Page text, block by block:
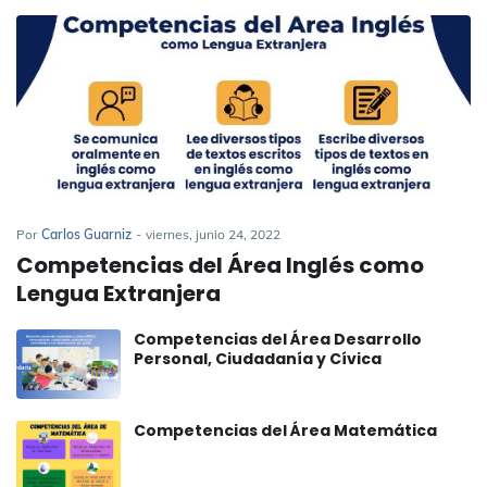
Por Carlos Guarniz - viernes, junio 24, 2022
Competencias del Área Inglés como
Lengua Extranjera
Competencias del Área Desarrollo
Personal, Ciudadanía y Cívica
Competencias del Área Matemática